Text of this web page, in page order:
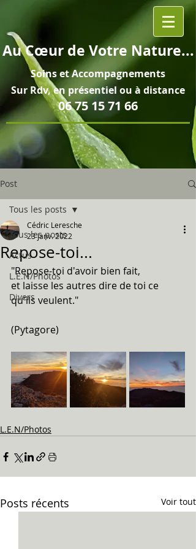
AuCœurde Votre Nature...
Soins etAccompagnements
Sur Rdv, en présentiel ou à distance
06 75 15 71 66
Post
Tous les posts
Actus
L.E.N/Photos
Divers
Tous les posts
Repose-toi...
Cédric Leresche
23 janv. 2022
"Repose-toi d'avoir bien fait,
et laisse les autres dire de toi ce
qu'ils veulent."
(Pytagore)
L.E.N/Photos
Posts récents Voir tout